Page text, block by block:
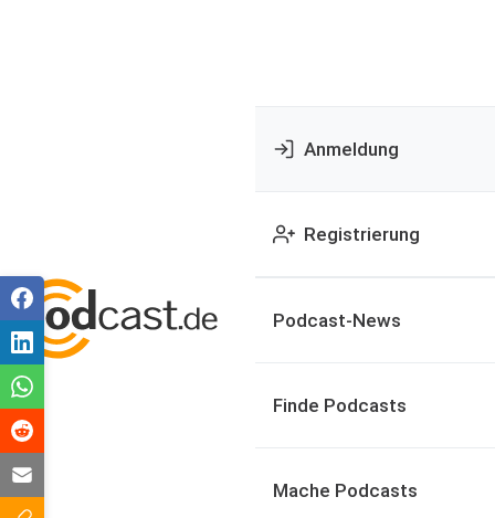
Anmeldung
Registrierung
Podcast-News
Finde Podcasts
Mache Podcasts